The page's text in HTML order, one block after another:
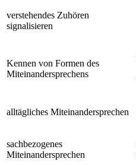
verstehendes Zuhören
signalisieren
Kennen von Formen des
Miteinandersprechens
alltägliches Miteinandersprechen
sachbezogenes
Miteinandersprechen